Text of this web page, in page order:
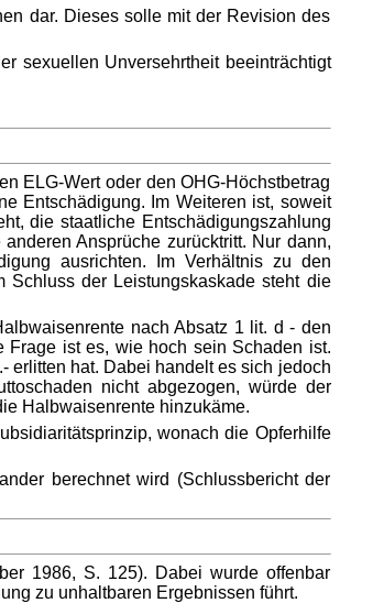
dar. Dieses solle mit der Revision des
sexuellen Unversehrtheit beeinträchtigt
ELG-Wert oder den OHG-Höchstbetrag
Entschädigung. Im Weiteren ist, soweit
die staatliche Entschädigungszahlung
Ansprüche zurücktritt. Nur dann,
ausrichten. Im Verhältnis zu den
Schluss der Leistungskaskade steht die
nach Absatz 1 lit. d - den
Frage ist es, wie hoch sein Schaden ist.
erlitten hat. Dabei handelt es sich jedoch
nicht abgezogen, würde der
Halbwaisenrente hinzukäme.
wonach die Opferhilfe
berechnet wird (Schlussbericht der
1986, S. 125). Dabei wurde offenbar
zu unhaltbaren Ergebnissen führt.